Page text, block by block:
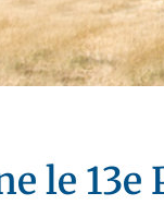
le 13e